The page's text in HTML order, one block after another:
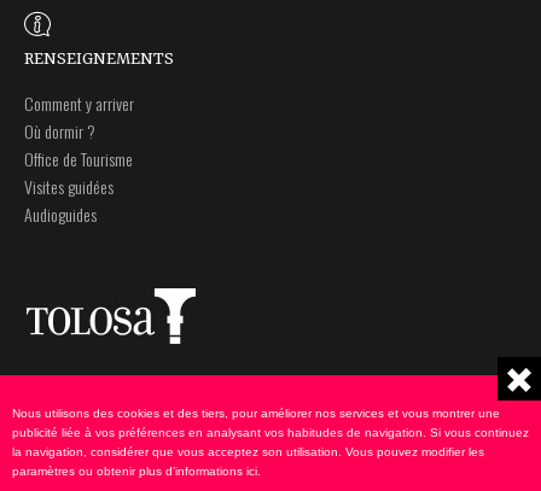
RENSEIGNEMENTS
Comment y arriver
Où dormir ?
Office de Tourisme
Visites guidées
Audioguides
Plaza Zaharra 6Aaa
20400 Tolosa, Gipuzkoa
943 69 75 00
udate@tolosa.eus
Note légale
Politique de Confidentialité
Politique de Cookies
Nous utilisons des cookies et des tiers, pour améliorer nos services et vous montrer une
publicité liée à vos préférences en analysant vos habitudes de navigation. Si vous continuez
la navigation, considérer que vous acceptez son utilisation. Vous pouvez modifier les
paramètres ou obtenir plus d'informations ici.